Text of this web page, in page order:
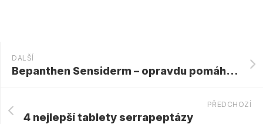
DALŠÍ
Bepanthen Sensiderm – opravdu pomáhá na ekzém?
PŘEDCHOZÍ
4 nejlepší tablety serrapeptázy